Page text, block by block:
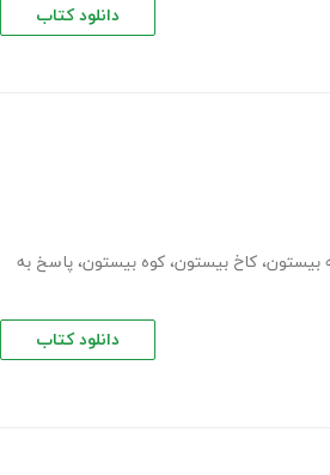
دانلود کتاب
بیستون، کاخ بیستون، کوه بیستون، پاسخ به
دانلود کتاب